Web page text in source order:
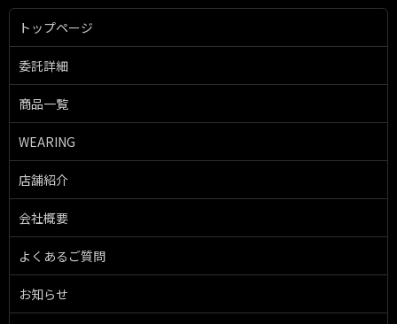
トップページ
委託詳細
商品一覧
WEARING
店舗紹介
会社概要
よくあるご質問
お知らせ